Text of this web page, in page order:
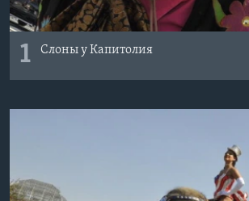
1 Слоны у Капитолия